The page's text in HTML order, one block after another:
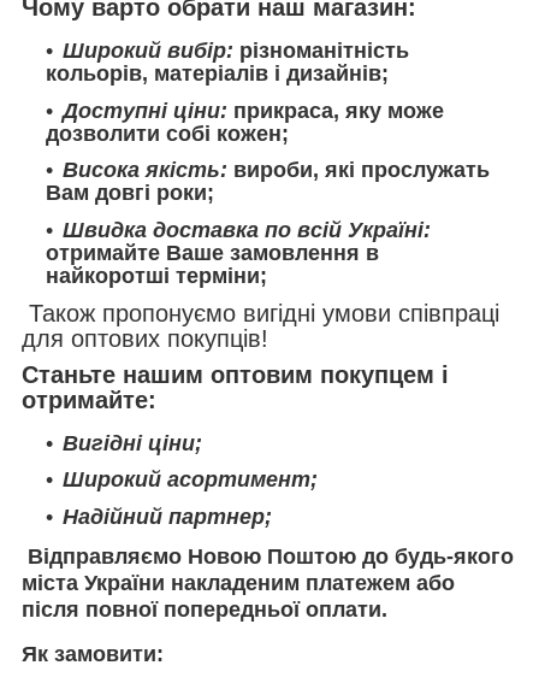
Чому варто обрати наш магазин:
Широкий вибір: різноманітність
кольорів, матеріалів і дизайнів;
Доступні ціни: прикраса, яку може
дозволити собі кожен;
Висока якість: вироби, які прослужать
Вам довгі роки;
Швидка доставка по всій Україні:
отримайте Ваше замовлення в
найкоротші терміни;
Також пропонуємо вигідні умови співпраці
для оптових покупців!
Станьте нашим оптовим покупцем і
отримайте:
Вигідні ціни;
Широкий асортимент;
Надійний партнер;
Відправляємо Новою Поштою до будь-якого
міста України накладеним платежем або
після повної попередньої оплати.
Як замовити: